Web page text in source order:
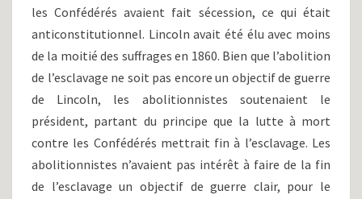
les Confédérés avaient fait sécession, ce qui était
anticonstitutionnel. Lincoln avait été élu avec moins
de la moitié des suffrages en 1860. Bien que l’abolition
de l’esclavage ne soit pas encore un objectif de guerre
de Lincoln, les abolitionnistes soutenaient le
président, partant du principe que la lutte à mort
contre les Confédérés mettrait fin à l’esclavage. Les
abolitionnistes n’avaient pas intérêt à faire de la fin
de l’esclavage un objectif de guerre clair, pour le